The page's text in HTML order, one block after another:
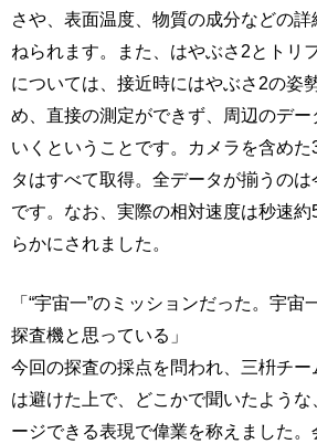
さや、表面温度、物質の成分などの
ねられます。また、はやぶさ2とトリ
については、接近時にはやぶさ2の姿
め、直接の測定ができず、周辺のデー
いくということです。カメラを含め
タはすべて取得。全データが揃うの
です。なお、実際の相対速度は秒速
らかにされました。
「“宇宙一”のミッションだった。宇
探査機と思っている」
今回の探査の採点を問われ、三枡チ
は避けた上で、どこかで聞いたような
ージできる表現で偉業を称えました